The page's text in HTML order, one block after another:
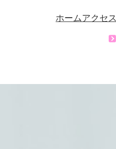
ホームアクセス